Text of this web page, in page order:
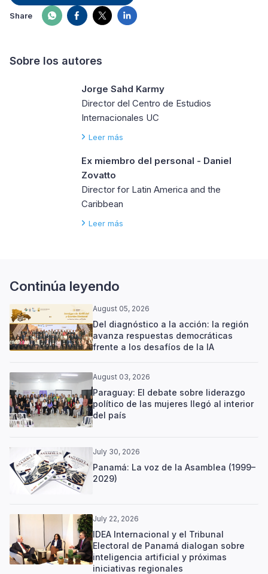
Share
Sobre los autores
Jorge Sahd Karmy
Director del Centro de Estudios
Internacionales UC
Leer más
Ex miembro del personal - Daniel
Zovatto
Director for Latin America and the
Caribbean
Leer más
Continúa leyendo
August 05, 2026
Del diagnóstico a la acción: la región
avanza respuestas democráticas
frente a los desafíos de la IA
August 03, 2026
Paraguay: El debate sobre liderazgo
político de las mujeres llegó al interior
del país
July 30, 2026
Panamá: La voz de la Asamblea (1999–
2029)
July 22, 2026
IDEA Internacional y el Tribunal
Electoral de Panamá dialogan sobre
inteligencia artificial y próximas
iniciativas regionales